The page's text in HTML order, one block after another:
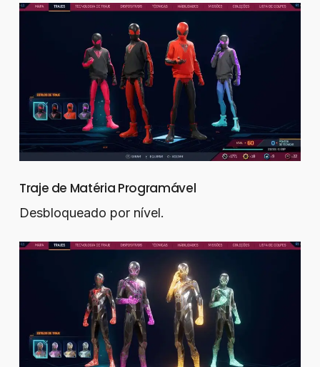
Traje de Matéria Programável
Desbloqueado por nível.